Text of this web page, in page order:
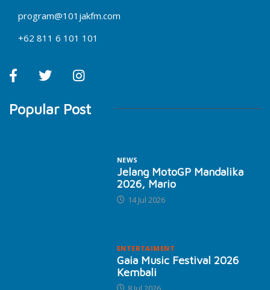
program@101jakfm.com
+62 811 6 101 101
Popular Post
NEWS
Jelang MotoGP Mandalika
2026, Mario
14 Jul 2026
ENTERTAIMENT
Gaia Music Festival 2026
Kembali